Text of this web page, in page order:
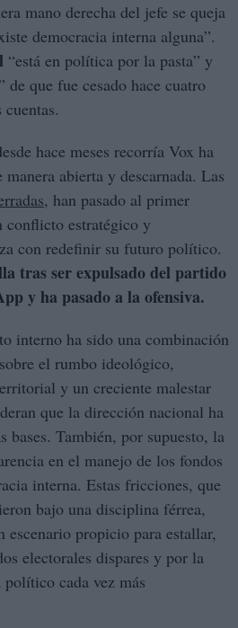
mano derecha del jefe se queja
democracia interna alguna”.
“está en política por la pasta” y
de que fue cesado hace cuatro
hace meses recorría Vox ha
abierta y descarnada. Las
, han pasado al primer
conflicto estratégico y
con redefinir su futuro político.
tras ser expulsado del partido
y ha pasado a la ofensiva.
interno ha sido una combinación
el rumbo ideológico,
y un creciente malestar
que la dirección nacional ha
bases. También, por supuesto, la
en el manejo de los fondos
interna. Estas fricciones, que
bajo una disciplina férrea,
escenario propicio para estallar,
electorales dispares y por la
cada vez más